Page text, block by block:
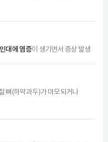
대에 염증이 생기면서 증상 발생
뼈(하악과두)가 마모되거나